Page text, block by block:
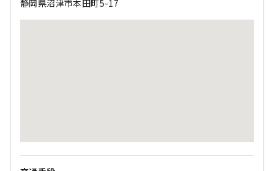
静岡県沼津市本田町5-17